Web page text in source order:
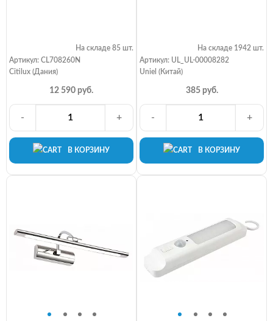
На складе 85 шт.
Артикул: CL708260N
Citilux (Дания)
12 590 руб.
В КОРЗИНУ
- +
На складе 1942 шт.
Артикул: UL_UL-00008282
Uniel (Китай)
385 руб.
В КОРЗИНУ
- +